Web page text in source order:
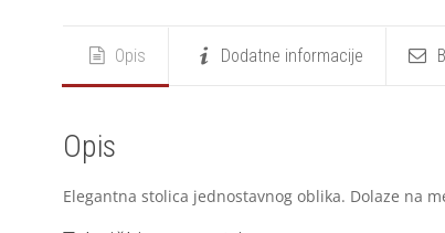
Opis Dodatne informacije
Opis
Elegantna stolica jednostavnog oblika. Dolaze na